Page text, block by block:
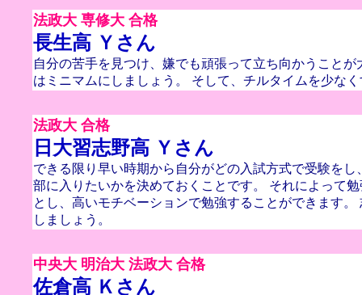
法政大 専修大 合格
長生高 Ｙさん
自分の苦手を見つけ、嫌でも頑張って立ち向かうことが
はミニマムにしましょう。 そして、チルタイムを少な
法政大 合格
日大習志野高 Ｙさん
できる限り早い時期から自分がどの入試方式で受験をし
部に入りたいかを決めておくことです。 それによって
とし、高いモチベーションで勉強することができます。
しましょう。
中央大 明治大 法政大 合格
佐倉高 Ｋさん